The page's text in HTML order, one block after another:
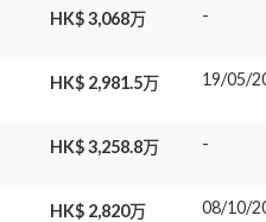
HK$ 3,068万 -
HK$ 2,981.5万 19/05/
HK$ 3,258.8万 -
HK$ 2,820万 08/10/